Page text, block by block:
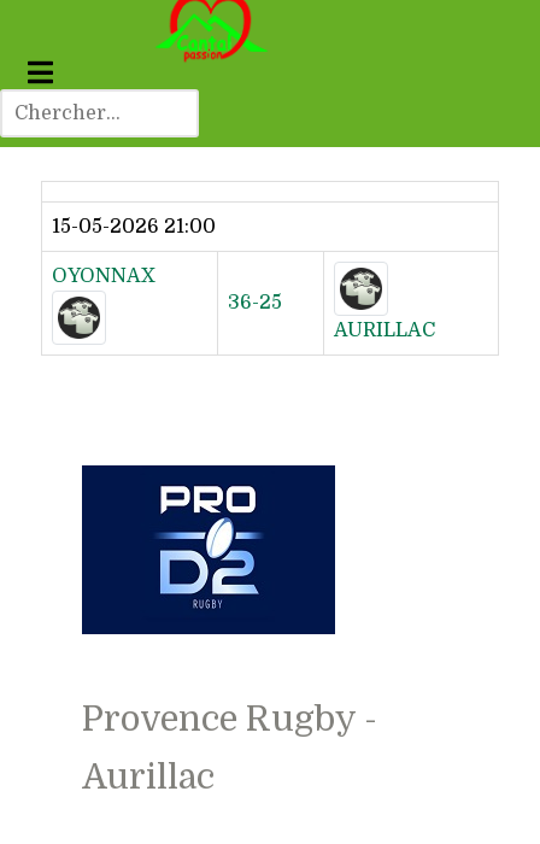
Dernier résultat
15-05-2026 21:00
OYONNAX
36-25
AURILLAC
Provence Rugby -
Aurillac